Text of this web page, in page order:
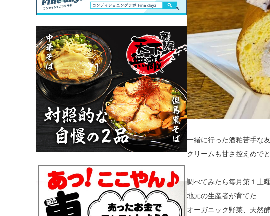
一緒に行った酒粕苦手な
クリームも甘さ控えめで
調べてみたら毎月第１土
地元の生産者が育てた
オーガニック野菜、天然